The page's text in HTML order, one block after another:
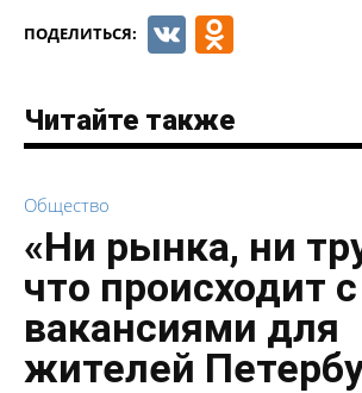
ПОДЕЛИТЬСЯ: VK
Читайте также
Общество
«Ни рынка, ни
что происходит с
вакансиями для
жителей